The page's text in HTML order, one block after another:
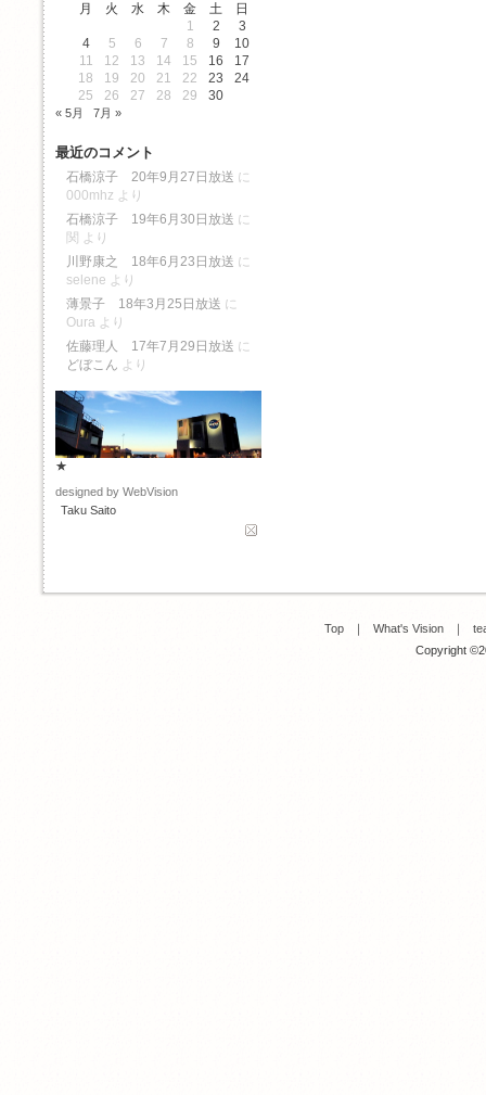
月 火 水 木 金 土
日
1
2
3
4
5 6 7 8 9
10
11
12 13 14 15 16
17
18
19 20 21 22 23
24
25
26 27 28 29 30
« 5月 7月 »
最近のコメント
石橋涼子 20年9月27日放送 に
000mhz より
石橋涼子 19年6月30日放送 に
関 より
川野康之 18年6月23日放送 に
selene より
薄景子 18年3月25日放送 に
Oura より
佐藤理人 17年7月29日放送 に
どぼこん より
★
designed by WebVision
Taku Saito
Top ｜ What's Vision ｜
Copyright